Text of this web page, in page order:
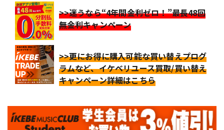
>>迷うなら“4年間金利ゼロ！”最長48回
無金利キャンペーン
>>更にお得に購入可能な買い替えプログ
ラムなど、イケベリユース買取/買い替え
キャンペーン詳細はこちら